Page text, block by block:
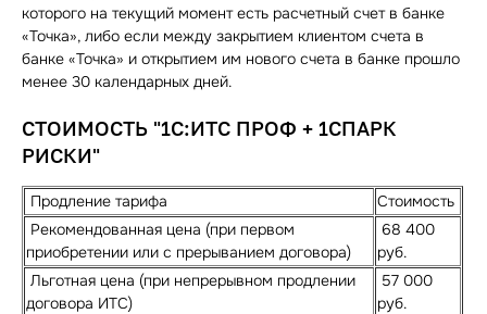
которого на текущий момент есть расчетный счет в банке
«Точка», либо если между закрытием клиентом счета в
банке «Точка» и открытием им нового счета в банке прошло
менее 30 календарных дней.
СТОИМОСТЬ "1С:ИТС ПРОФ + 1СПАРК
РИСКИ"
Продление тарифа
Стоимость
Рекомендованная цена (при первом
приобретении или с прерыванием договора)
68 400
руб.
Льготная цена (при непрерывном продлении
договора ИТС)
57 000
руб.